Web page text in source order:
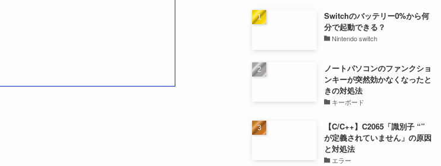
Switchのバッテリー0%から何
分で起動できる？
Nintendo switch
ノートパソコンのファンクショ
ンキーが突然効かなくなったと
きの対処法
キーボード
【C/C++】C2065「識別子 “”
が定義されていません」の原因
と対処法
エラー